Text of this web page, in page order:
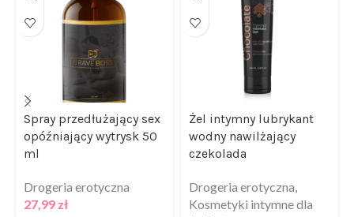
Spray przedłużający sex
opóźniający wytrysk 50
ml
Drogeria erotyczna
27,99 zł
Żel intymny lubrykant
wodny nawilżający
czekolada
Drogeria erotyczna
Kosmetyki intymne dla